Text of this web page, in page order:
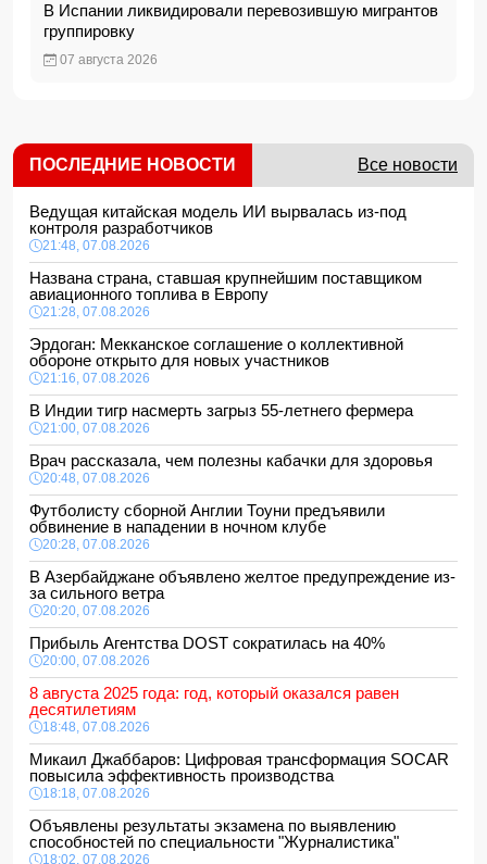
В Испании ликвидировали перевозившую мигрантов
группировку
07 августа 2026
ПОСЛЕДНИЕ НОВОСТИ Все новости
Ведущая китайская модель ИИ вырвалась из-под
контроля разработчиков
21:48, 07.08.2026
Названа страна, ставшая крупнейшим поставщиком
авиационного топлива в Европу
21:28, 07.08.2026
Эрдоган: Мекканское соглашение о коллективной
обороне открыто для новых участников
21:16, 07.08.2026
В Индии тигр насмерть загрыз 55-летнего фермера
21:00, 07.08.2026
Врач рассказала, чем полезны кабачки для здоровья
20:48, 07.08.2026
Футболисту сборной Англии Тоуни предъявили
обвинение в нападении в ночном клубе
20:28, 07.08.2026
В Азербайджане объявлено желтое предупреждение из-
за сильного ветра
20:20, 07.08.2026
Прибыль Агентства DOST сократилась на 40%
20:00, 07.08.2026
8 августа 2025 года: год, который оказался равен
десятилетиям
18:48, 07.08.2026
Микаил Джаббаров: Цифровая трансформация SOCAR
повысила эффективность производства
18:18, 07.08.2026
Объявлены результаты экзамена по выявлению
способностей по специальности "Журналистика"
18:02, 07.08.2026